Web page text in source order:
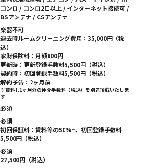
コンロ / コンロ2口以上 / インターネット接続可 /
BSアンテナ / CSアンテナ
楽器不可
退去時ルームクリーニング費用：35,000円（税
込）
家財保険料：月額600円
更新時：更新登録手数料5,500円（税込）
契約時：初回登録手数料5,500円（税込）
解約予告：2ヶ月前
※賃料1.1ヶ月分の仲介手数料（税込）を別途頂戴いたしま
す
必須
必須
初回保証料：賃料等の50%~、初回登録手数料
5,500円（税込）
必須
27,500円（税込）